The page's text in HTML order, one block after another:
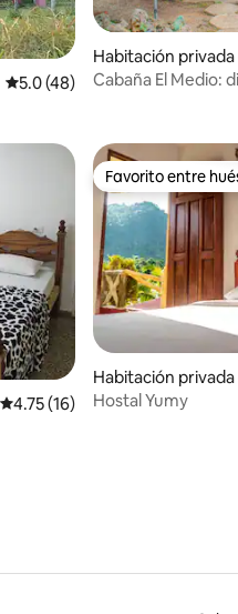
Calificación promedio: 5.0 de
5.0 (48)
Habitación privada
Cabaña El Medio:
Calificación promedio: 4.75 de
4.75 (16)
Favorito entre
Favorito entre
Habitación
ria
Hostal Yumy